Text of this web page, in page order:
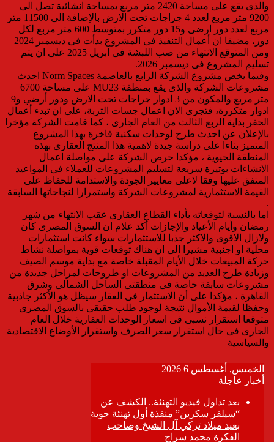
والذى يقع على مساحة 2420 متر مربع بمساحة انشائية تصل الى
9200 متر مربع لعدد 4 جراجات تحت الارض بالإضافة الى 11500 متر
مربع لعدد دور ارضى و15 دور متكرر بمتوسط 600 متر مربع لكل
دور، مضيفا ان أعمال التنفيذ فى المشروع بدأت فى ديسمبر 2024
ومن المتوقع الانتهاء من صب اللبشة فى ابريل 2025 على ان يتم
تسليم المشروع فى ديسمبر 2026.
وفيما يخص مشروع الشركة الرابع بالعاصمة Norm Spaces احدث
مشروعات الشركة والذى يقع بمنطقة MU23 على مساحة 6700
متر مربع والمكون من 3 ادوار جراجات تحت الارض ودور أرضي و9
ادوار متكررة، فتجرى الان اعمال جسات التربة، على ان تبدء أعمال
الحفر بداية الربع الثالث من العام الجارى ، كما قامت الشركة مؤخرا
بالإعلان عن احدث طرح لوحدات سكنية فاخرة بهذا المشروع
المتميز بناءا على دراسة جيدة لاهمية هذا المنتج العقارى بهذه
المنطقة الحيوية ، مؤكدا حرص الشركة على مواصلة اعمال
الانشاءات بوتيرة سريعة لتسليم المشروعات للعملاء فى المواعيد
المتفق عليها وفقا لاعلى معايير الجودة والاستدامة للحفاظ على
القيمة الاستثمارية لمشروعات الشركة واستمرارا لنجاحاتها السابقة
.
اما بالنسبة لتوقعاته بأداء القطاع العقارى عقب الانتهاء من شهر
رمضان وأيام الأعياد والإجازات أكد علام ان السوق المصرى كان
ولازال الاقوى والاكثر جذبا للاستثمارات سواء كانت استثمارات
محلية او اجنبية مشيرا الى ان هناك توقعات قوية بمواصلة نشاط
حركة المبيعات خلال الأيام المقبلة خاصة مع بداية موسم الصيف
وزيادة طرح العديد من المشروعات او طروحات لمراحل جديدة من
مشروعات سابقة خاصة فى منطقتى الساحل الشمالى وشرق
القاهرة ، مؤكدا على أن الاستثمار فى العقار سيظل هو الأكثر جاذبية
وحفظا لقيمة الأموال نتيجة لوجود طلب حقيقى بالسوق المصرى
متوقعا استقرار نسبى فى اسعار الوحدات العقارية خلال العام
الجارى فى حال استقرار سعر الصرف واستقرار الأوضاع الاقتصادية
والسياسية